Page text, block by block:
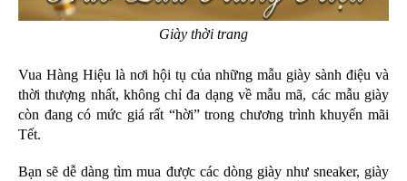
Giày thời trang
Vua Hàng Hiệu là nơi hội tụ của những mẫu giày sành điệu và
thời thượng nhất, không chỉ đa dạng về mẫu mã, các mẫu giày
còn đang có mức giá rất “hời” trong chương trình khuyến mãi
Tết.
Bạn sẽ dễ dàng tìm mua được các dòng giày như sneaker, giày